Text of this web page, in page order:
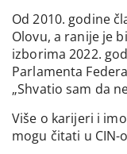
Od 2010. godine
Olovu, a ranije je
izborima 2022.
Parlamenta
„Shvatio sam da
Više o karijeri i
mogu čitati u CIN-